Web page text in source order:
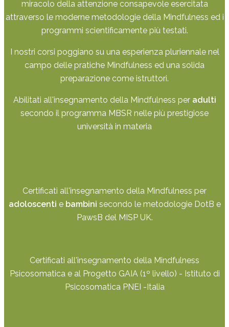
miracolo della attenzione consapevole esercitata
attraverso le moderne metodologie della Mindfulness ed i
programmi scientificamente più testati.
I nostri corsi poggiano su una esperienza pluriennale nel
campo delle pratiche Mindfulness ed una solida
preparazione come istruttori.
Abilitati all'insegnamento della Mindfulness per adulti
secondo il programma MBSR nelle più prestigiose
università in materia
Certificati all'insegnamento della Mindfulness per
adoloscenti e bambini secondo le metodologie DotB e
PawsB del MISP UK.
Certificati all'insegnamento della Mindfulness
Psicosomatica e al Progetto GAIA (1º livello) - Istituto di
Psicosomatica PNEI -Italia